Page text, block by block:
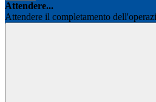
Attendere...
Attendere il completamento